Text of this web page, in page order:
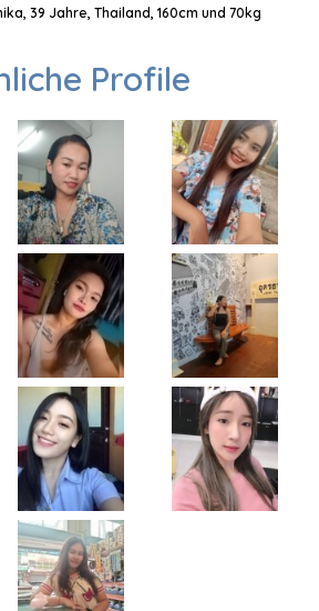
39 Jahre, Thailand, 160cm und 70kg
Profile